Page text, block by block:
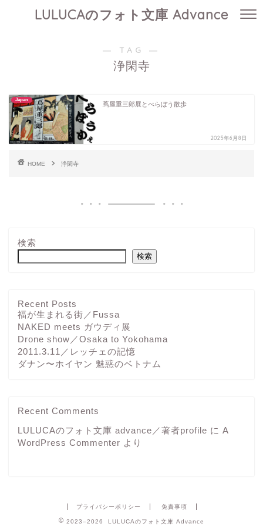
LULUCAのフォト文庫 Advance
― TAG ―
浄閑寺
Japan
蔦屋重三郎展とべらぼう散歩
2025年6月8日
HOME 浄閑寺
検索
検索
Recent Posts
福が生まれる街／Fussa
NAKED meets ガウディ展
Drone show／Osaka to Yokohama
2011.3.11／レッチェの記憶
ダナン〜ホイヤン 魅惑のベトナム
Recent Comments
LULUCAのフォト文庫 advance／著者profile に A
WordPress Commenter より
プライバシーポリシー 免責事項
2023–2026 LULUCAのフォト文庫 Advance